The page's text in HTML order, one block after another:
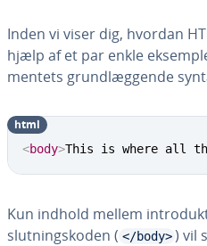
Inden vi viser dig, hvordan
hjælp af et par enkle
men­tets grund­læg­gen­de
<body>This is where all
html
Kun indhold mellem
slut­nings­ko­den ( </body> ) vil